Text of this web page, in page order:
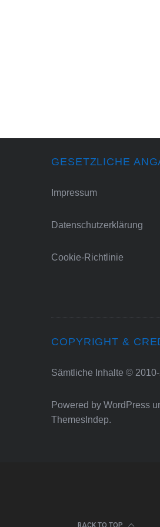
GESETZLICHE
Impressum
Datenschutzerklärung
Cookie-Richtlinie
COPYRIGHT &
Sämtliche Inhalte ©
Powered by WordPress
ThemesIndep.
BACK TO TOP